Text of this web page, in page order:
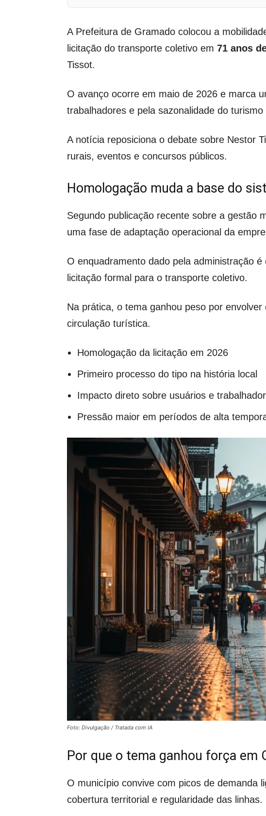
A Prefeitura de Gramado colocou a
licitação do transporte coletivo em 71 anos
Tissot.
O avanço ocorre em maio de 2026 e marca
trabalhadores e pela sazonalidade do turismo
A notícia reposiciona o debate sobre Nestor
rurais, eventos e concursos públicos.
Homologação muda a base do
Segundo publicação recente sobre a gestão
uma fase de adaptação operacional da
O enquadramento dado pela administração
licitação formal para o transporte coletivo.
Na prática, o tema ganhou peso por
circulação turística.
Homologação da licitação em 2026
Primeiro processo do tipo na história local
Impacto direto sobre usuários e
Pressão maior em períodos de alta
Foto: Divulgação / Tratada com IA
Por que o tema ganhou força em
O município convive com picos de demanda
cobertura territorial e regularidade das linhas.